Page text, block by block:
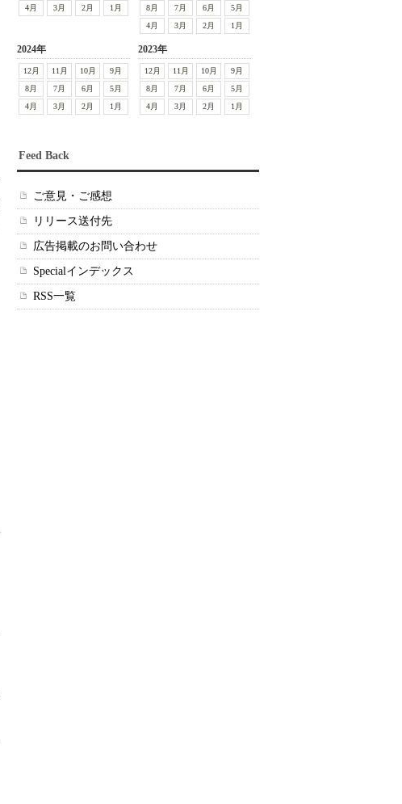
4月
3月 2月 1月
8月
7月 6月
5月
4月
3月 2月 1月
2024年
12月 11月 10月
9月
8月
7月 6月
5月
4月
3月 2月 1月
2023年
12月 11月 10月
9月
8月
7月 6月
5月
4月
3月 2月 1月
Feed Back
ご意見・ご感想
リリース送付先
広告掲載のお問い合わせ
Specialインデックス
RSS一覧